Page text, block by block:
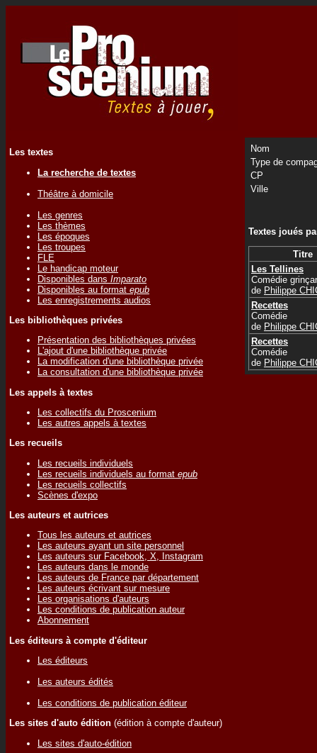
Les textes
La recherche de textes
Théâtre à domicile
Les genres
Les thèmes
Les époques
Les troupes
FLE
Le handicap moteur
Disponibles dans Imparato
Disponibles au format epub
Les enregistrements audios
Les bibliothèques privées
Présentation des bibliothèques privées
L'ajout d'une bibliothèque privée
La modification d'une bibliothèque privée
La consultation d'une bibliothèque privée
Les appels à textes
Les collectifs du Proscenium
Les autres appels à textes
Les recueils
Les recueils individuels
Les recueils individuels au format epub
Les recueils collectifs
Scènes d'expo
Les auteurs et autrices
Tous les auteurs et autrices
Les auteurs ayant un site personnel
Les auteurs sur Facebook, X, Instagram
Les auteurs dans le monde
Les auteurs de France par département
Les auteurs écrivant sur mesure
Les organisations d'auteurs
Les conditions de publication auteur
Abonnement
Les éditeurs à compte d'éditeur
Les éditeurs
Les auteurs édités
Les conditions de publication éditeur
Les sites d'auto édition (édition à compte d'auteur)
Les sites d'auto-édition
Nom
Type de
CP
Ville
Textes joués
Titre
Les Tellines
Comédie
de Philippe
Recettes
Comédie
de Philippe
Recettes
Comédie
de Philippe